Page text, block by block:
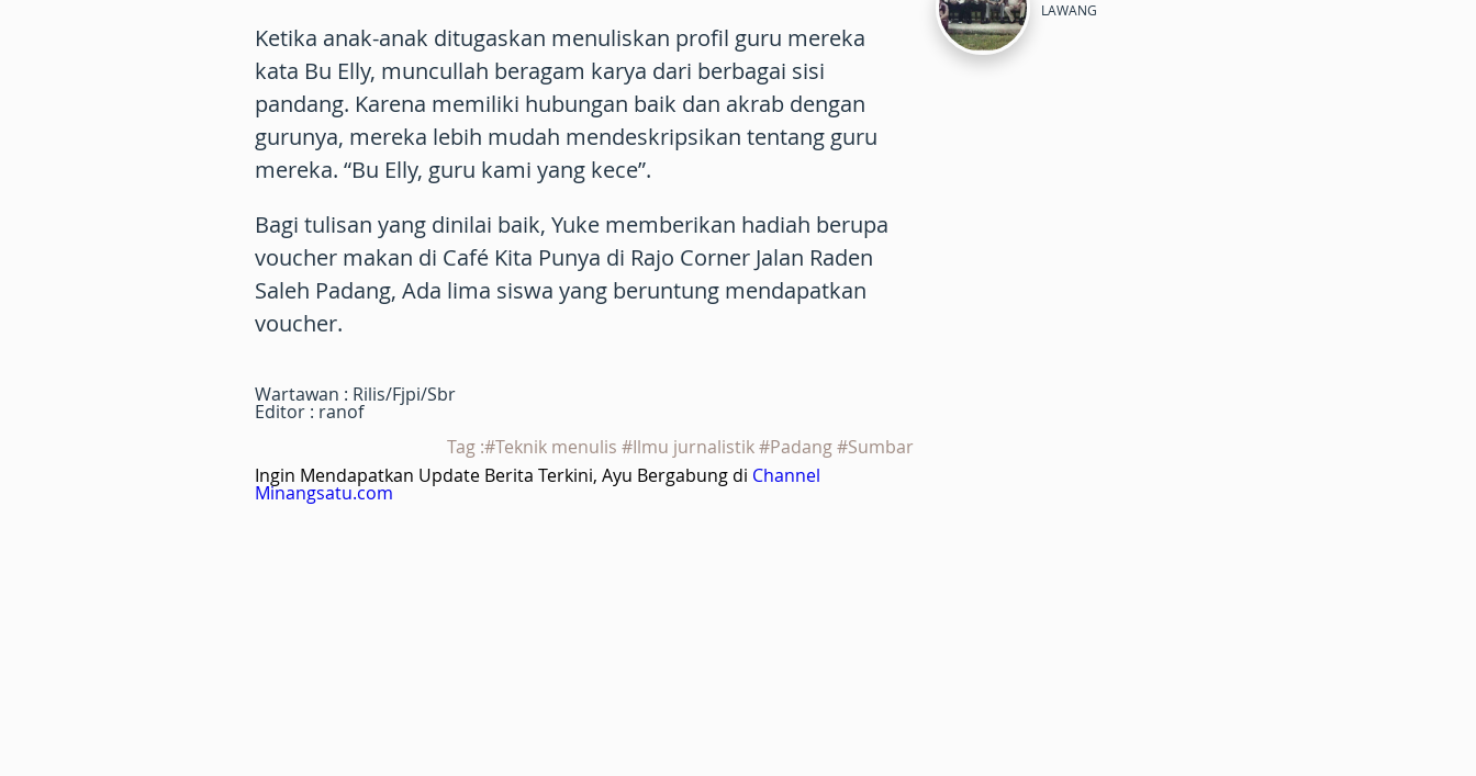
Ketika anak-anak ditugaskan menuliskan profil guru mereka
kata Bu Elly, muncullah beragam karya dari berbagai sisi
pandang. Karena memiliki hubungan baik dan akrab dengan
gurunya, mereka lebih mudah mendeskripsikan tentang guru
mereka. “Bu Elly, guru kami yang kece”.
Bagi tulisan yang dinilai baik, Yuke memberikan hadiah berupa
voucher makan di Café Kita Punya di Rajo Corner Jalan Raden
Saleh Padang, Ada lima siswa yang beruntung mendapatkan
voucher.
Wartawan : Rilis/Fjpi/Sbr
Editor : ranof
Tag :#Teknik menulis #Ilmu jurnalistik #Padang #Sumbar
Ingin Mendapatkan Update Berita Terkini, Ayu Bergabung di Channel
Minangsatu.com
LAWANG